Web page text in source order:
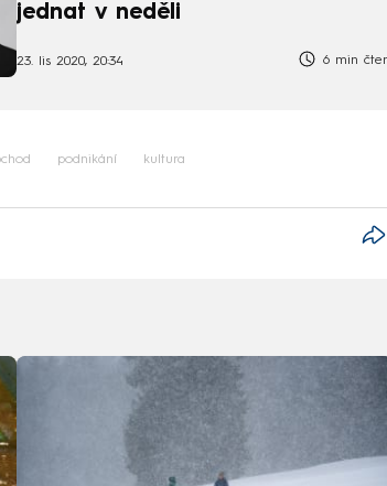
jednat v neděli
23. lis 2020, 20:34 6 min
podnikání kultura